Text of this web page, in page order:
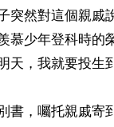
突然對這個親戚
慕少年登科時的
，我就要投生
書，囑托親戚寄